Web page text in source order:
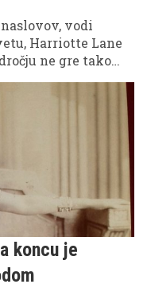
vodi
Harriotte Lane
ne gre tako
namreč meni, da
videz in uspešna
koncu je